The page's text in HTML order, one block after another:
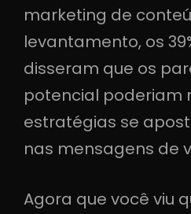
marketing de
levantamento, os
disseram que os
potencial poderiam
estratégias se
nas mensagens de
Agora que você viu